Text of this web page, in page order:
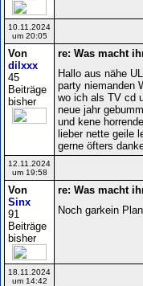
10.11.2024
um 20:05
Von
dilxxx
45
Beiträge
bisher
re: Was macht
Hallo aus nähe
party niemanden
wo ich als TV cd
neue jahr
und kene
lieber nette geile
gerne öfters
12.11.2024
um 19:58
Von
Sinx
91
Beiträge
bisher
re: Was macht
Noch garkein
18.11.2024
um 14:42